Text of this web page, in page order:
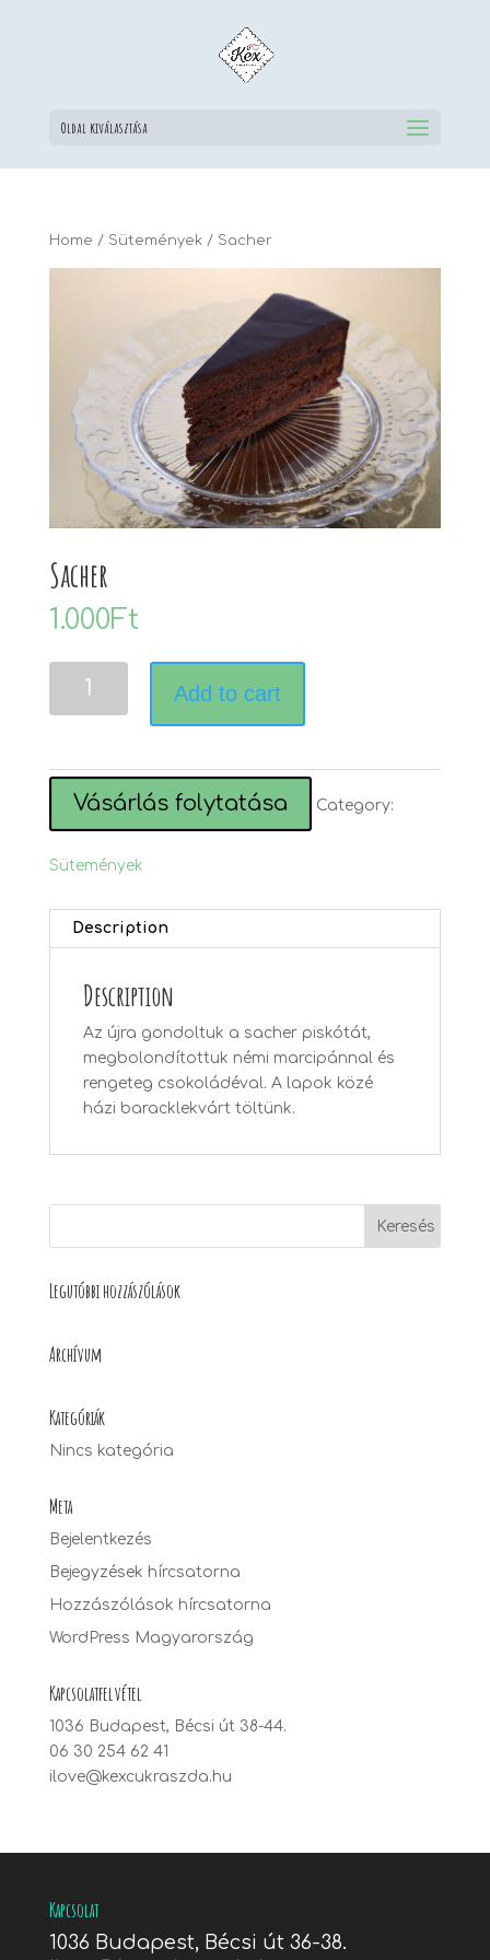
Oldal kiválasztása
Home / Sütemények/ Sacher
Sacher
1.000Ft
quantity
Add to cart
Vásárlás folytatása Category:
Sütemények
Description
Description
Az újra gondoltuk a sacher piskótát,
megbolondítottuk némi marcipánnal és
rengeteg csokoládéval. A lapok közé
házi baracklekvárt töltünk.
Legutóbbi hozzászólások
Archívum
Kategóriák
Nincs kategória
Meta
Bejelentkezés
Bejegyzések hírcsatorna
Hozzászólások hírcsatorna
WordPress Magyarország
Kapcsolatfelvétel
1036 Budapest, Bécsi út 38-44.
06 30 254 62 41
ilove@kexcukraszda.hu
Kapcsolat
1036 Budapest, Bécsi út 36-38.